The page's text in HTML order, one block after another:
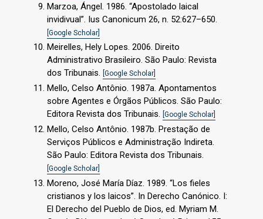
Marzoa, Ángel. 1986. “Apostolado laical
invidivual”. Ius Canonicum 26, n. 52:627–650.
[Google Scholar]
Meirelles, Hely Lopes. 2006. Direito
Administrativo Brasileiro. São Paulo: Revista
dos Tribunais. [Google Scholar]
Mello, Celso Antônio. 1987a. Apontamentos
sobre Agentes e Órgãos Públicos. São Paulo:
Editora Revista dos Tribunais. [Google Scholar]
Mello, Celso Antônio. 1987b. Prestação de
Serviços Públicos e Administração Indireta.
São Paulo: Editora Revista dos Tribunais.
[Google Scholar]
Moreno, José María Díaz. 1989. “Los fieles
cristianos y los laicos”. In Derecho Canónico. I:
El Derecho del Pueblo de Dios, ed. Myriam M.